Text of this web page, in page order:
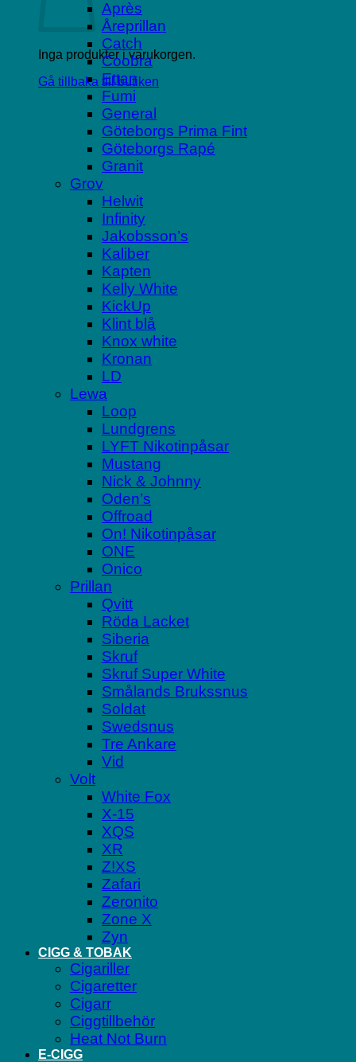
Inga produkter i varukorgen.
Gå tillbaka till butiken
Après
Åreprillan
Catch
Coobra
Ettan
Fumi
General
Göteborgs Prima Fint
Göteborgs Rapé
Granit
Grov
Helwit
Infinity
Jakobsson’s
Kaliber
Kapten
Kelly White
KickUp
Klint blå
Knox white
Kronan
LD
Lewa
Loop
Lundgrens
LYFT Nikotinpåsar
Mustang
Nick & Johnny
Oden’s
Offroad
On! Nikotinpåsar
ONE
Onico
Prillan
Qvitt
Röda Lacket
Siberia
Skruf
Skruf Super White
Smålands Brukssnus
Soldat
Swedsnus
Tre Ankare
Vid
Volt
White Fox
X-15
XQS
XR
Z!XS
Zafari
Zeronito
Zone X
Zyn
CIGG & TOBAK
Cigariller
Cigaretter
Cigarr
Ciggtillbehör
Heat Not Burn
E-CIGG